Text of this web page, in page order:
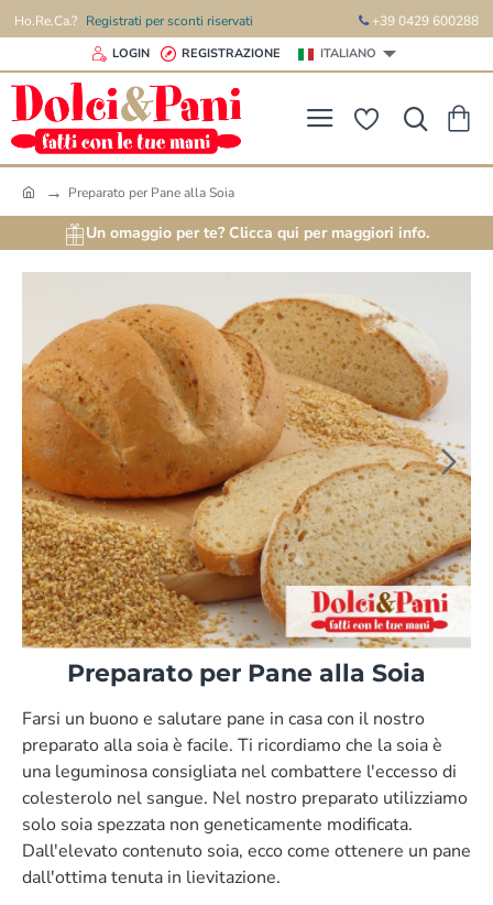
Ho.Re.Ca.? Registrati per sconti riservati +39 0429 600288
LOGIN REGISTRAZIONE ITALIANO
m
Preparato per Pane alla Soia
Un omaggio per te? Clicca qui per maggiori info.
Preparato per Pane alla Soia
Farsi un buono e salutare pane in casa con il nostro
preparato alla soia è facile. Ti ricordiamo che la soia è
una leguminosa consigliata nel combattere l'eccesso di
colesterolo nel sangue. Nel nostro preparato utilizziamo
solo soia spezzata non geneticamente modificata.
Dall'elevato contenuto soia, ecco come ottenere un pane
dall'ottima tenuta in lievitazione.